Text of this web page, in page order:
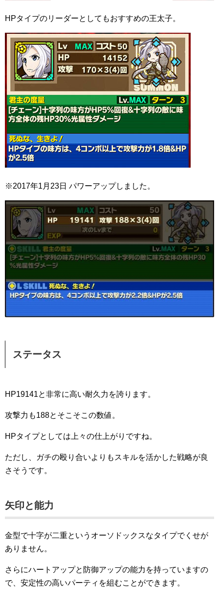
HPタイプのリーダーとしてもおすすめの王太子。
※2017年1月23日 パワーアップしました。
ステータス
HP19141と非常に高い耐久力を誇ります。
攻撃力も188とそこそこの数値。
HPタイプとしては上々の仕上がりですね。
ただし、ガチの殴り合いよりもスキルを活かした戦略が良
さそうです。
矢印と能力
金型で十字が二重というオーソドックスなタイプでくせが
ありません。
さらにハートアップと防御アップの能力を持っていますの
で、安定性の高いパーティを組むことができます。